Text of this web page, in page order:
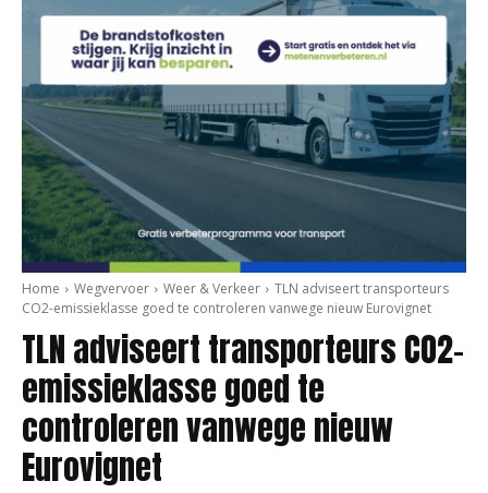
Home Wegvervoer Weer & Verkeer
TLN adviseert transporteurs
CO2-emissieklasse goed te controleren vanwege nieuw Eurovignet
TLN adviseert transporteurs CO2-
emissieklasse goed te
controleren vanwege nieuw
Eurovignet